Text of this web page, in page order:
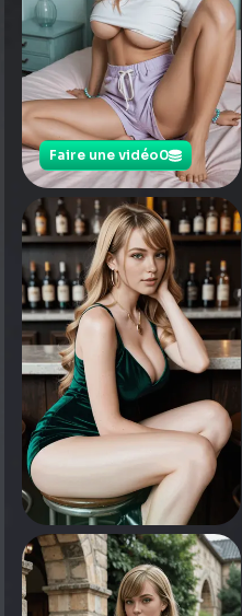
Faire une vidéo0
0
Appuyez pour voir